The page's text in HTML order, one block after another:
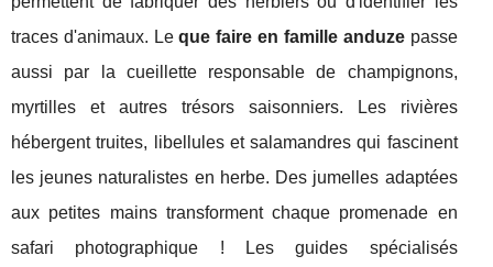
traces d'animaux. Leque faire en famille anduzepasse
aussi par la cueillette responsable de champignons,
myrtilles et autres trésors saisonniers. Les rivières
hébergent truites, libellules et salamandres qui fascinent
les jeunes naturalistes en herbe. Des jumelles adaptées
aux petites mains transforment chaque promenade en
safari photographique ! Les guides spécialisés